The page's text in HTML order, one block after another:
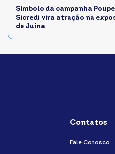
Símbolo da campanha
Sicredi vira atração na
de Juína
Contatos
Fale Conosco